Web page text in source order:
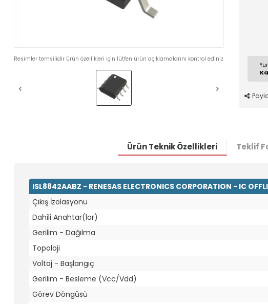
Resimler temsilidir Ürün özellikleri için lütfen ürün açıklamalarını kontrol ediniz
Ürün Teknik Özellikleri Teklif
ISL8842AABZ - RENESAS ELECTRONICS CORPORATION - IC
Çıkış İzolasyonu
Dahili Anahtar(lar)
Gerilim - Dağılma
Topoloji
Voltaj - Başlangıç
Gerilim - Besleme (Vcc/Vdd)
Görev Döngüsü